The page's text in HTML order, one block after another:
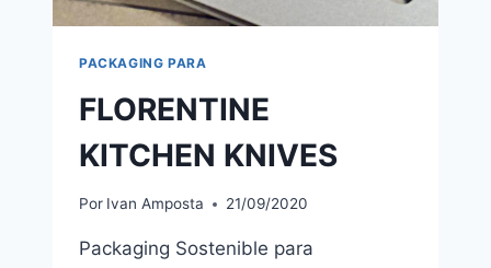
PACKAGING PARA
FLORENTINE
KITCHEN KNIVES
Por Ivan Amposta 21/09/2020
Packaging Sostenible para